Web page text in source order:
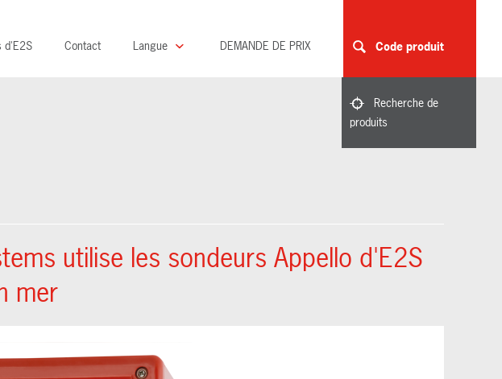
d'E2S Contact Langue DEMANDE DE PRIX Code produit
Recherche de
produits
utilise les sondeurs Appello d'E2S
mer